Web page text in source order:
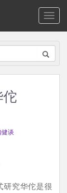
佗
健谈
研究华佗是很